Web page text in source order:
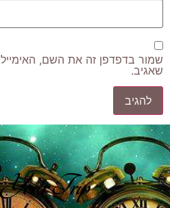
שמור בדפדפן זה את השם,
שאגיב.
Trip